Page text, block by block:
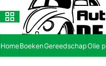
HomeBoekenGereedschapOlie